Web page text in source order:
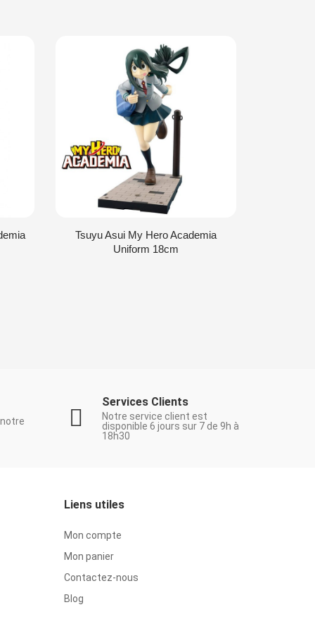
Tsuyu Asui My Hero Academia
Uniform 18cm
Services Clients
Notre service client est
disponible 6 jours sur 7 de 9h à
18h30
Liens utiles
Mon compte
Mon panier
Contactez-nous
Blog